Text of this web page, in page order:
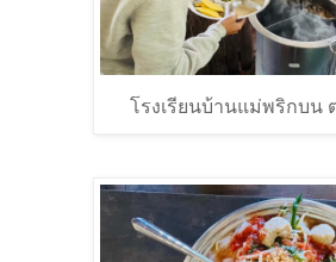
โรงเรียนบ้านแม่พริกบน